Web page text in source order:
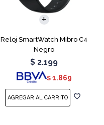
Reloj SmartWatch Mibro C4
Negro
$ 2.199
$ 1.869